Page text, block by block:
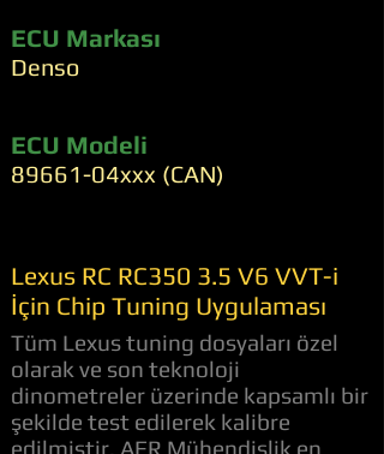
ECU Markası
Denso
ECU Modeli
89661-04xxx (CAN)
Lexus RC RC350 3.5 V6 VVT-i
İçin Chip Tuning Uygulaması
Tüm Lexus tuning dosyaları özel
olarak ve son teknoloji
dinometreler üzerinde kapsamlı bir
şekilde test edilerek kalibre
edilmiştir. AFR Mühendislik en